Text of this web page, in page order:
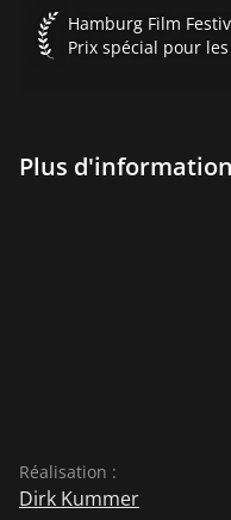
Hamburg Film
Plus
Réalisation :
Dirk Kummer